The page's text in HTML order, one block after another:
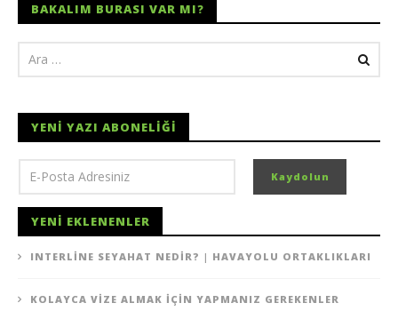
BAKALIM BURASI VAR MI?
YENI YAZI ABONELIĞI
YENI EKLENENLER
INTERLINE SEYAHAT NEDIR? | HAVAYOLU ORTAKLIKLARI
KOLAYCA VIZE ALMAK İÇIN YAPMANIZ GEREKENLER